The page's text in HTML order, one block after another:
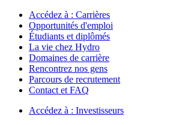
Accédez à : Carrières
Opportunités d'emploi
Étudiants et diplômés
La vie chez Hydro
Domaines de carrière
Rencontrez nos gens
Parcours de recrutement
Contact et FAQ
Accédez à : Investisseurs